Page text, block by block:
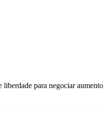
para negociar aumento